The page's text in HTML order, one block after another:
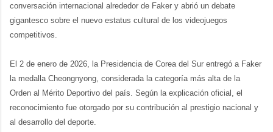
conversación internacional alrededor de Faker y abrió un debate
gigantesco sobre el nuevo estatus cultural de los videojuegos
competitivos.
El 2 de enero de 2026, la Presidencia de Corea del Sur entregó a Faker
la medalla Cheongnyong, considerada la categoría más alta de la
Orden al Mérito Deportivo del país. Según la explicación oficial, el
reconocimiento fue otorgado por su contribución al prestigio nacional y
al desarrollo del deporte.